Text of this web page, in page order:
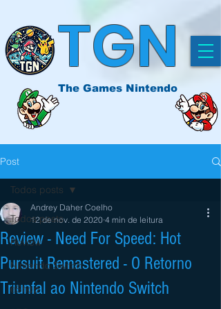
TGN
The Games Nintendo
Post
Todos posts
Review
Nintendo Switch
eShop
Todos posts
Review - Need For Speed: Hot
Pursuit Remastered - O Retorno
Triunfal ao Nintendo Switch
Andrey Daher Coelho
12 de nov. de 2020 4 min de leitura